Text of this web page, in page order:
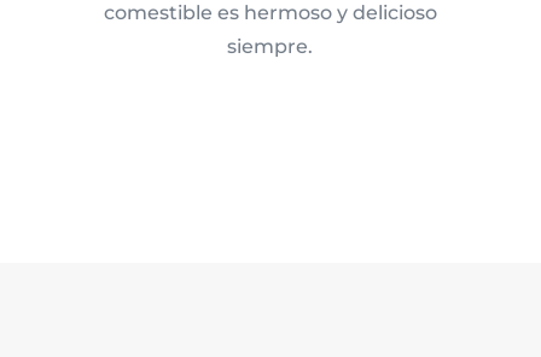
comestible es hermoso y delicioso
siempre.